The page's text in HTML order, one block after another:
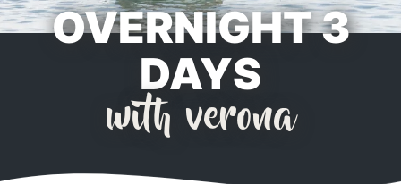
OVERNIGHT 3
DAYS
with verona